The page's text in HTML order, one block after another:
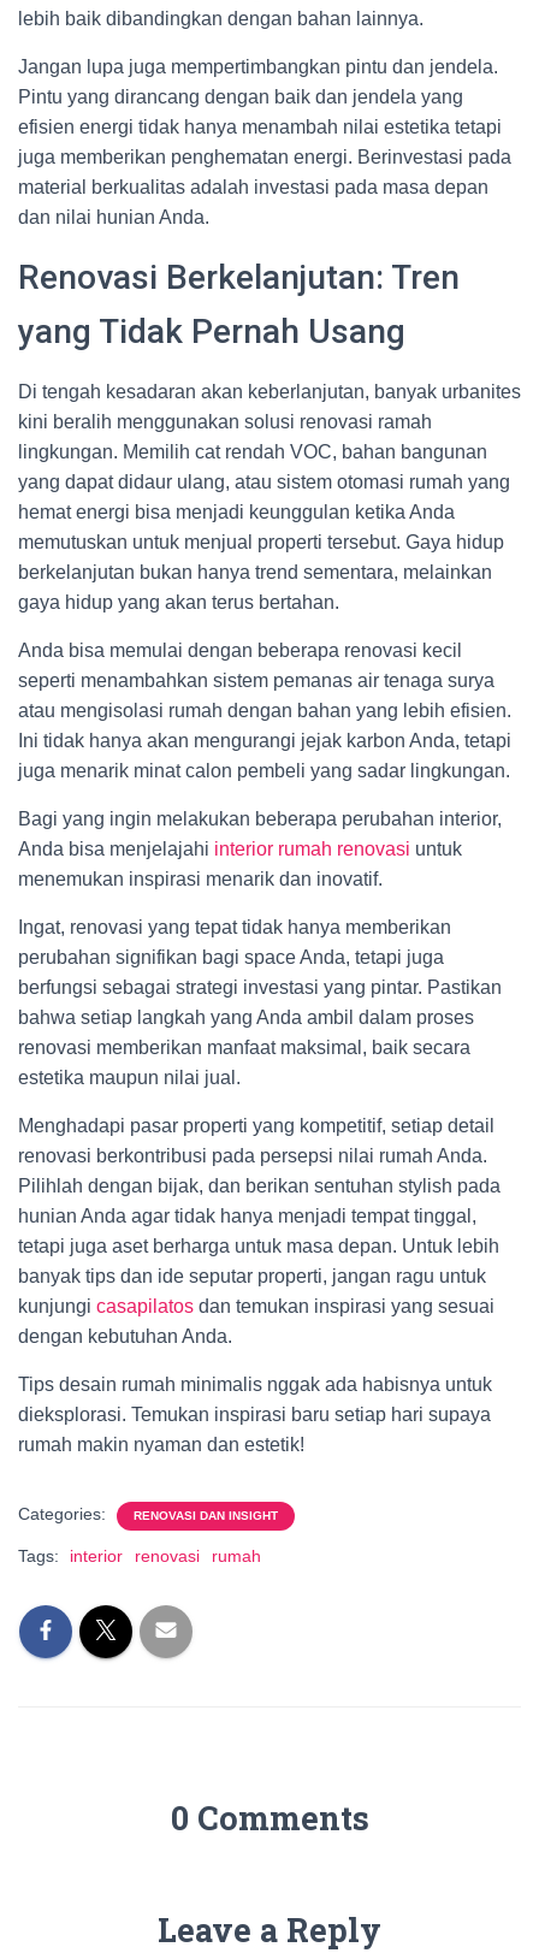
lebih baik dibandingkan dengan bahan lainnya.
Jangan lupa juga mempertimbangkan pintu dan jendela.
Pintu yang dirancang dengan baik dan jendela yang
efisien energi tidak hanya menambah nilai estetika tetapi
juga memberikan penghematan energi. Berinvestasi pada
material berkualitas adalah investasi pada masa depan
dan nilai hunian Anda.
Renovasi Berkelanjutan: Tren
yang Tidak Pernah Usang
Di tengah kesadaran akan keberlanjutan, banyak urbanites
kini beralih menggunakan solusi renovasi ramah
lingkungan. Memilih cat rendah VOC, bahan bangunan
yang dapat didaur ulang, atau sistem otomasi rumah yang
hemat energi bisa menjadi keunggulan ketika Anda
memutuskan untuk menjual properti tersebut. Gaya hidup
berkelanjutan bukan hanya trend sementara, melainkan
gaya hidup yang akan terus bertahan.
Anda bisa memulai dengan beberapa renovasi kecil
seperti menambahkan sistem pemanas air tenaga surya
atau mengisolasi rumah dengan bahan yang lebih efisien.
Ini tidak hanya akan mengurangi jejak karbon Anda, tetapi
juga menarik minat calon pembeli yang sadar lingkungan.
Bagi yang ingin melakukan beberapa perubahan interior,
Anda bisa menjelajahi interior rumah renovasi untuk
menemukan inspirasi menarik dan inovatif.
Ingat, renovasi yang tepat tidak hanya memberikan
perubahan signifikan bagi space Anda, tetapi juga
berfungsi sebagai strategi investasi yang pintar. Pastikan
bahwa setiap langkah yang Anda ambil dalam proses
renovasi memberikan manfaat maksimal, baik secara
estetika maupun nilai jual.
Menghadapi pasar properti yang kompetitif, setiap detail
renovasi berkontribusi pada persepsi nilai rumah Anda.
Pilihlah dengan bijak, dan berikan sentuhan stylish pada
hunian Anda agar tidak hanya menjadi tempat tinggal,
tetapi juga aset berharga untuk masa depan. Untuk lebih
banyak tips dan ide seputar properti, jangan ragu untuk
kunjungi casapilatos dan temukan inspirasi yang sesuai
dengan kebutuhan Anda.
Tips desain rumah minimalis nggak ada habisnya untuk
dieksplorasi. Temukan inspirasi baru setiap hari supaya
rumah makin nyaman dan estetik!
Categories: RENOVASI DAN INSIGHT
Tags: interior renovasi rumah
0 Comments
Leave a Reply